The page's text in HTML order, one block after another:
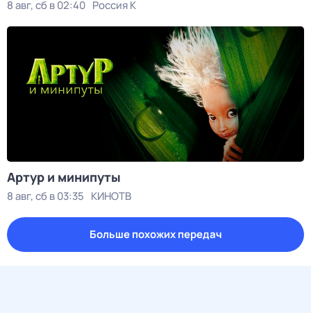
8 авг, сб в 02:40 Россия К
Артур и минипуты
8 авг, сб в 03:35 КИНОТВ
Больше похожих передач